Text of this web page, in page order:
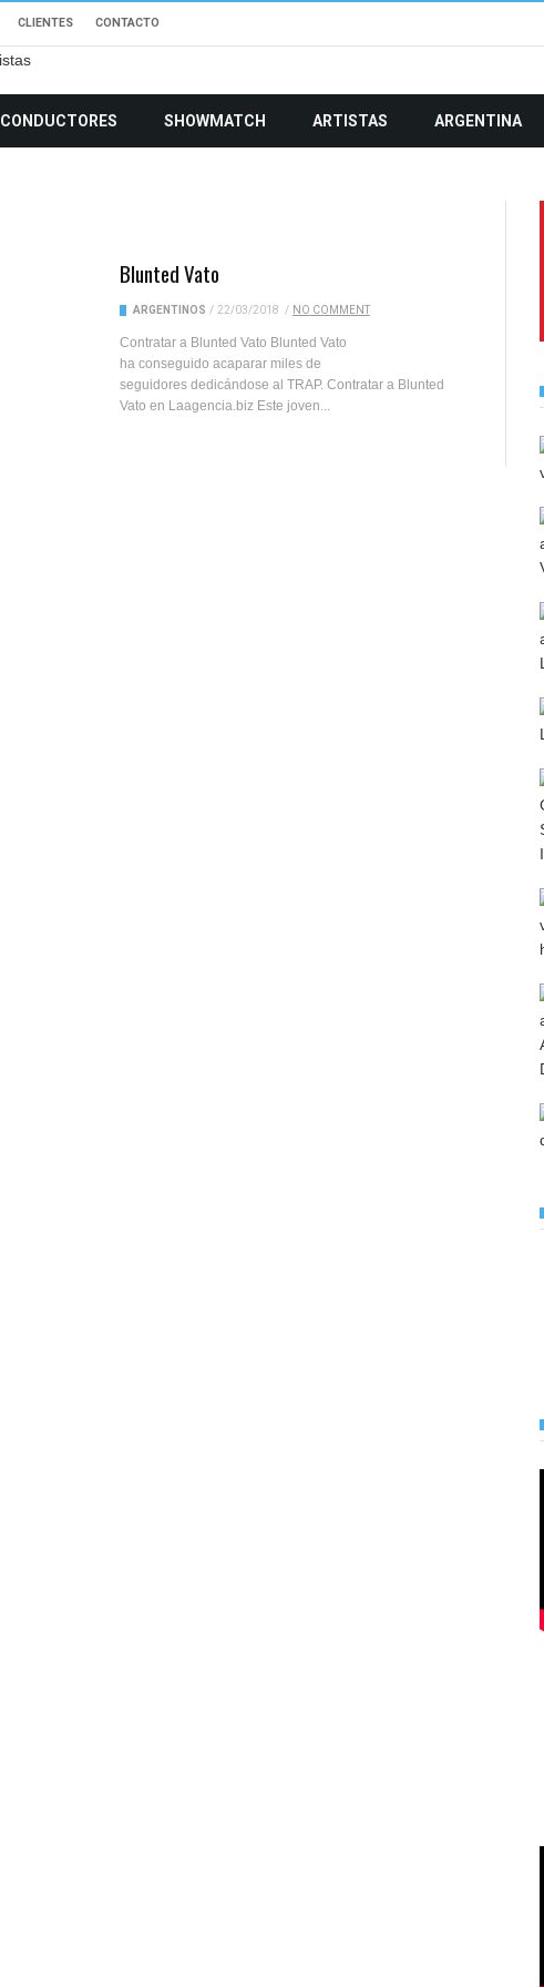
CLIENTES CONTACTO
CONDUCTORES SHOWMATCH ARTISTAS ARGENTINA
Blunted Vato
ARGENTINOS / 22/03/2018 / NO COMMENT
Contratar a Blunted Vato Blunted Vato
ha conseguido acaparar miles de
seguidores dedicándose al TRAP. Contratar a Blunted
Vato en Laagencia.biz Este joven...